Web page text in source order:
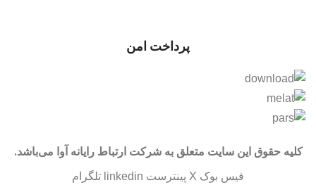
پرداخت امن
کلیه حقوق این سایت متعلق به شرکت ارتباط رایانه آوا می‌باشد.
فیس بوک X پینترست linkedin تلگرام